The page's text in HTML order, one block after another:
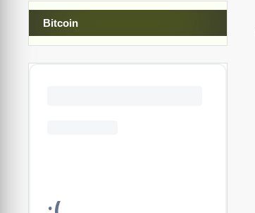
Bitcoin